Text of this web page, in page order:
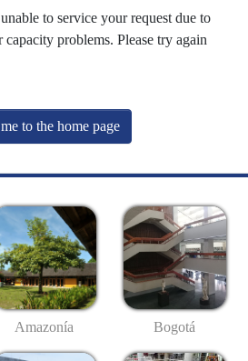
to service your request due to
problems. Please try again
to the home page
Amazonía Bogotá